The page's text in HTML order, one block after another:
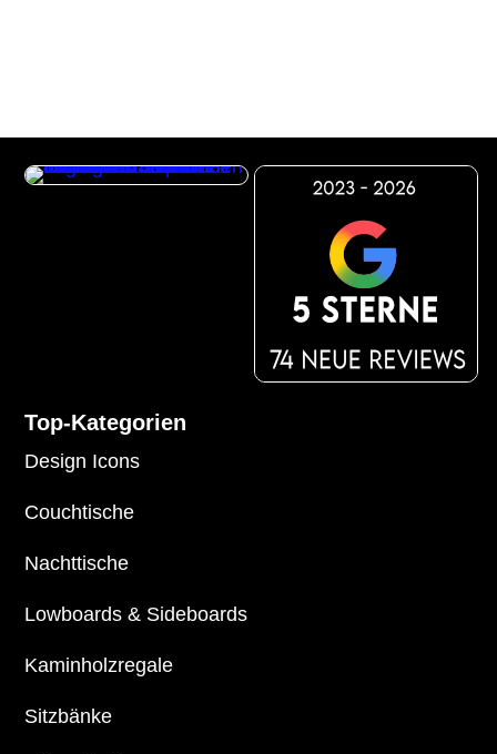
Top-Kategorien
Design Icons
Couchtische
Nachttische
Lowboards & Sideboards
Kaminholzregale
Sitzbänke